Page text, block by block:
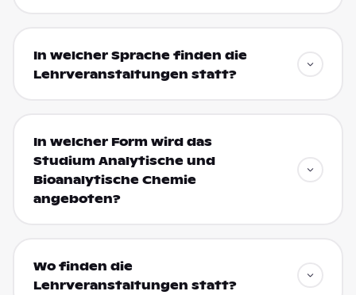
In welcher Sprache finden die
Lehrveranstaltungen statt?
In welcher Form wird das
Studium Analytische und
Bioanalytische Chemie
angeboten?
Wo finden die
Lehrveranstaltungen statt?